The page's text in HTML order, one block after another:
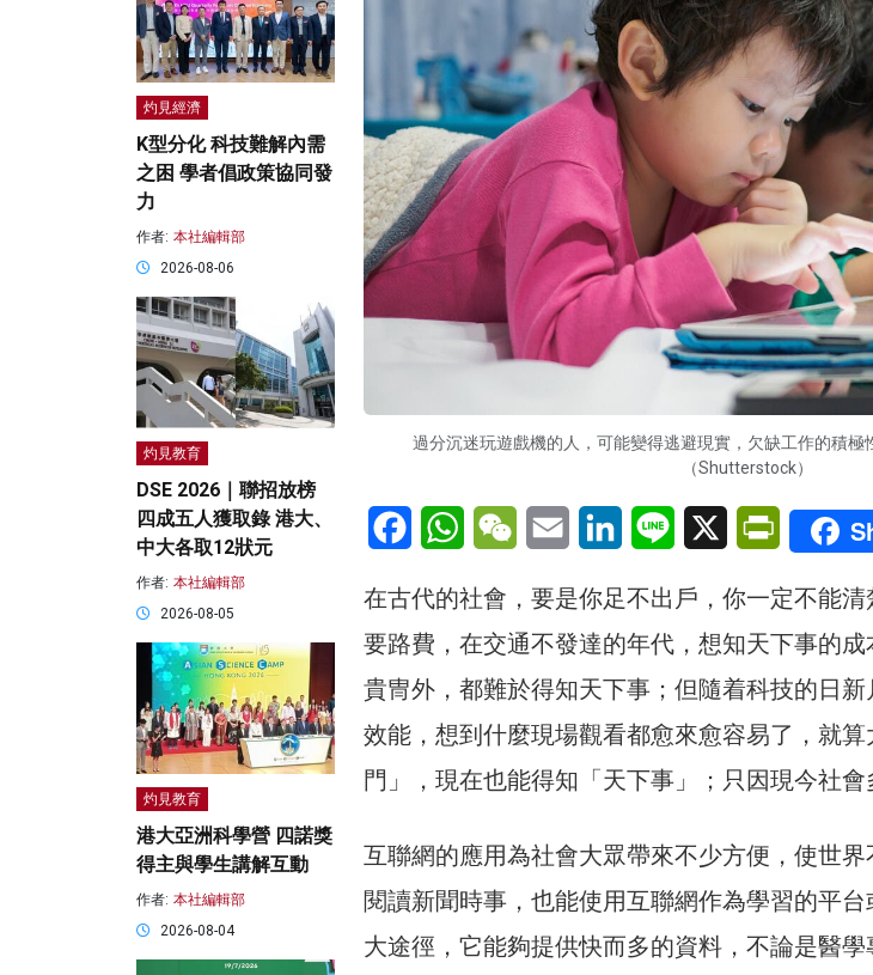
過分沉迷玩遊戲機的人，可能變得逃避現實，欠缺工作的積極
（Shutterstock）
FacebookWhatsAppWeChatEmail LinkedInLine X
在古代的社會，要是你足不出戶，你一定不能
要路費，在交通不發達的年代，想知天下事的
貴冑外，都難於得知天下事；但隨着科技的日
效能，想到什麼現場觀看都愈來愈容易了，就
門」，現在也能得知「天下事」；只因現今社會
互聯網的應用為社會大眾帶來不少方便，使世
閱讀新聞時事，也能使用互聯網作為學習的平
大途徑，它能夠提供快而多的資料，不論是醫
灼見經濟
K型分化 科技難解內需
之困 學者倡政策協同發
力
作者: 本社編輯部
2026-08-06
灼見教育
DSE 2026｜聯招放榜
四成五人獲取錄 港大、
中大各取12狀元
作者: 本社編輯部
2026-08-05
灼見教育
港大亞洲科學營 四諾獎
得主與學生講解互動
作者: 本社編輯部
2026-08-04